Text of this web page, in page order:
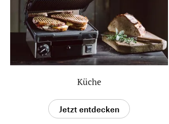
Küche
Jetzt entdecken